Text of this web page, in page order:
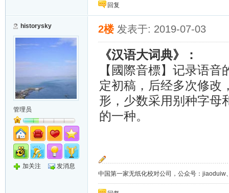
回复
historysky
管理员
加关注 发消息
2楼 发表于: 2019-07-03
《汉语大词典》：
【國際音標】记录语
定初稿，后经多次修改
形，少数采用别种字母
的一种。
中国第一家无纸化校对公司，公众号：